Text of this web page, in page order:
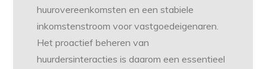
huurovereenkomsten en een stabiele
inkomstenstroom voor vastgoedeigenaren.
Het proactief beheren van
huurdersinteracties is daarom een essentieel